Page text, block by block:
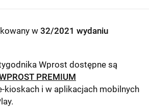
w 32/2021 wydaniu
Wprost dostępne są
PREMIUM
kioskach i w aplikacjach mobilnych
.